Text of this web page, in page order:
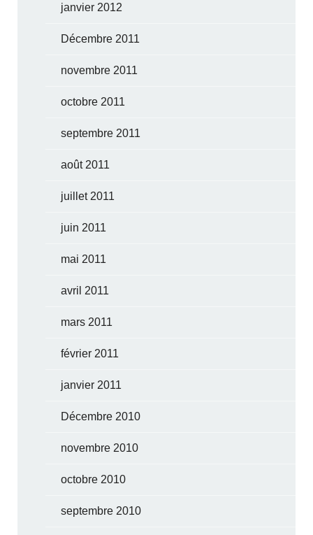
janvier 2012
Décembre 2011
novembre 2011
octobre 2011
septembre 2011
août 2011
juillet 2011
juin 2011
mai 2011
avril 2011
mars 2011
février 2011
janvier 2011
Décembre 2010
novembre 2010
octobre 2010
septembre 2010